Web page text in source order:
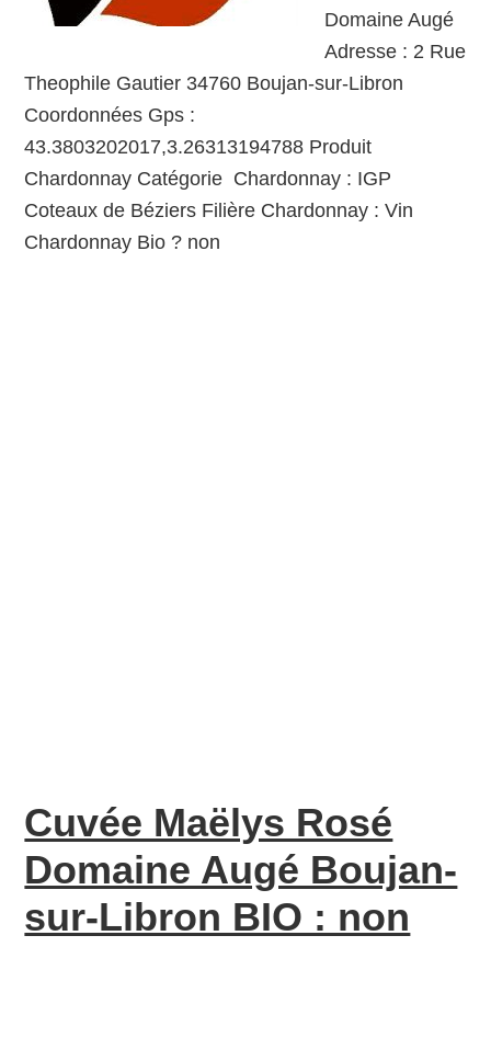
Domaine Augé
Adresse : 2 Rue
Theophile Gautier 34760 Boujan-sur-Libron
Coordonnées Gps :
43.3803202017,3.26313194788 Produit
Chardonnay Catégorie Chardonnay : IGP
Coteaux de Béziers Filière Chardonnay : Vin
Chardonnay Bio ? non
Cuvée Maëlys Rosé
Domaine Augé Boujan-
sur-Libron BIO : non